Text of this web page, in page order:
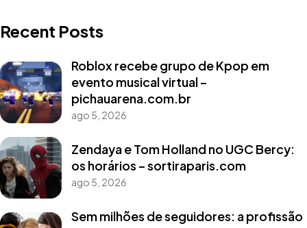
Recent Posts
Roblox recebe grupo de Kpop em
evento musical virtual –
pichauarena.com.br
ago 5, 2026
Zendaya e Tom Holland no UGC Bercy:
os horários – sortiraparis.com
ago 5, 2026
Sem milhões de seguidores: a profissão